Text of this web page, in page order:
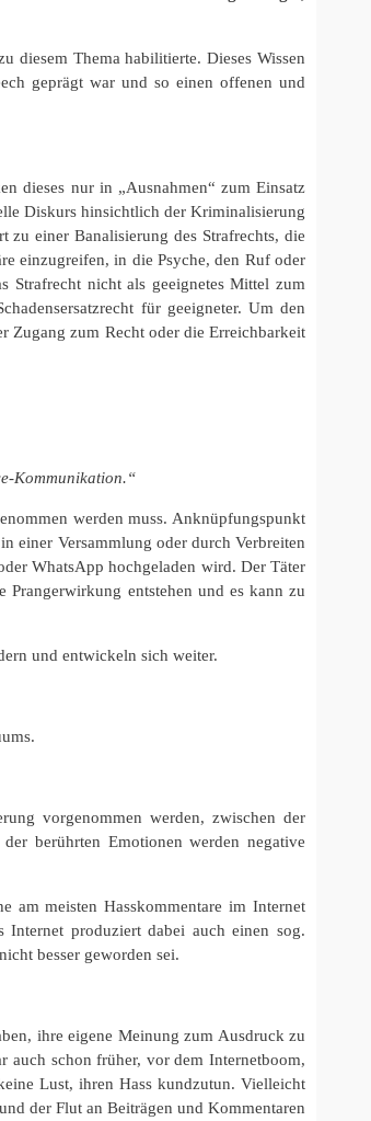
diesem Thema habilitierte. Dieses Wissen
geprägt war und so einen offenen und
dieses nur in „Ausnahmen“ zum Einsatz
Diskurs hinsichtlich der Kriminalisierung
zu einer Banalisierung des Strafrechts, die
einzugreifen, in die Psyche, den Ruf oder
Strafrecht nicht als geeignetes Mittel zum
für geeigneter. Um den
Zugang zum Recht oder die Erreichbarkeit
Kommunikation.“
werden muss. Anknüpfungspunkt
einer Versammlung oder durch Verbreiten
WhatsApp hochgeladen wird. Der Täter
Prangerwirkung entstehen und es kann zu
und entwickeln sich weiter.
vorgenommen werden, zwischen der
berührten Emotionen werden negative
am meisten Hasskommentare im Internet
Internet produziert dabei auch einen sog.
besser geworden sei.
ihre eigene Meinung zum Ausdruck zu
auch schon früher, vor dem Internetboom,
Lust, ihren Hass kundzutun. Vielleicht
der Flut an Beiträgen und Kommentaren